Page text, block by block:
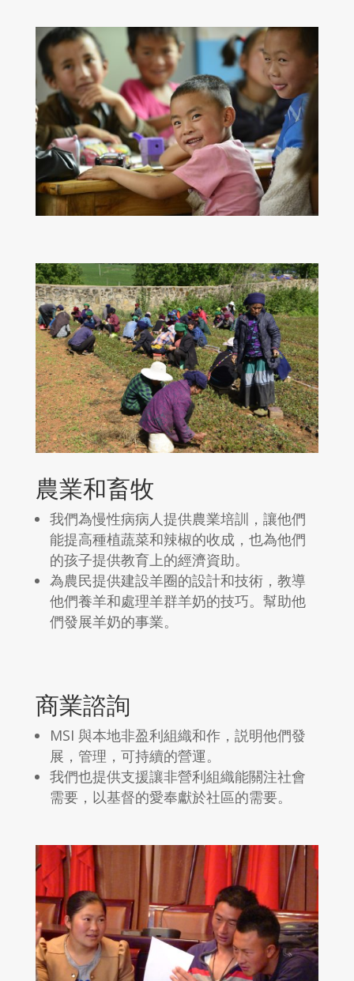
農業和畜牧
我們為慢性病病人提供農業培訓，讓他們
能提高種植蔬菜和辣椒的收成，也為他們
的孩子提供教育上的經濟資助。
為農民提供建設羊圈的設計和技術，教導
他們養羊和處理羊群羊奶的技巧。幫助他
們發展羊奶的事業。
商業諮詢
MSI 與本地非盈利組織和作，説明他們發
展，管理，可持續的營運。
我們也提供支援讓非營利組織能關注社會
需要，以基督的愛奉獻於社區的需要。